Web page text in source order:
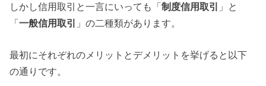
しかし信用取引と一言にいっても「制度信用取引
」と
「一般信用取引 」の二種類があります。
最初にそれぞれのメリットとデメリットを挙げると以下
の通りです。